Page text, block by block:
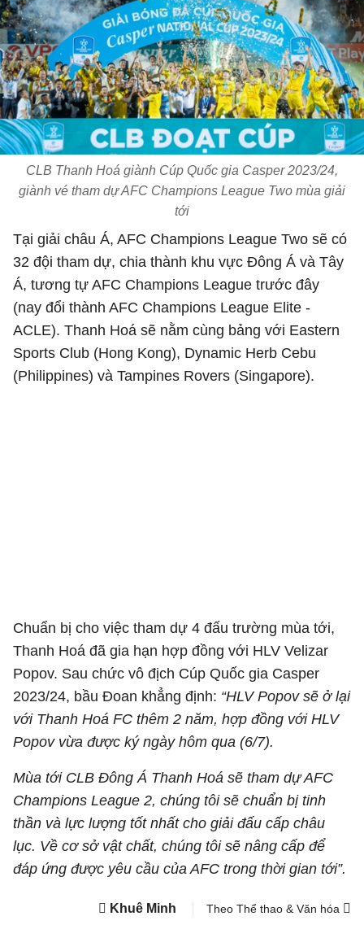
CLB Thanh Hoá giành Cúp Quốc gia Casper 2023/24,
giành vé tham dự AFC Champions League Two mùa giải
tới
Tại giải châu Á, AFC Champions League Two sẽ có
32 đội tham dự, chia thành khu vực Đông Á và Tây
Á, tương tự AFC Champions League trước đây
(nay đổi thành AFC Champions League Elite -
ACLE). Thanh Hoá sẽ nằm cùng bảng với Eastern
Sports Club (Hong Kong), Dynamic Herb Cebu
(Philippines) và Tampines Rovers (Singapore).
Chuẩn bị cho việc tham dự 4 đấu trường mùa tới,
Thanh Hoá đã gia hạn hợp đồng với HLV Velizar
Popov. Sau chức vô địch Cúp Quốc gia Casper
2023/24, bầu Đoan khẳng định: “HLV Popov sẽ ở lại
với Thanh Hoá FC thêm 2 năm, hợp đồng với HLV
Popov vừa được ký ngày hôm qua (6/7).
Mùa tới CLB Đông Á Thanh Hoá sẽ tham dự AFC
Champions League 2, chúng tôi sẽ chuẩn bị tinh
thần và lực lượng tốt nhất cho giải đấu cấp châu
lục. Về cơ sở vật chất, chúng tôi sẽ nâng cấp để
đáp ứng được yêu cầu của AFC trong thời gian tới”.
Khuê Minh Theo Thể thao & Văn hóa